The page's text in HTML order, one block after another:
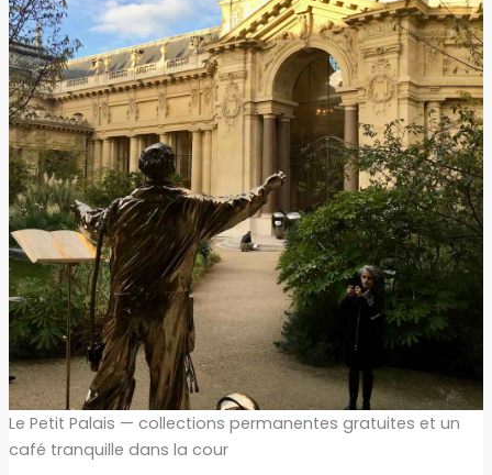
Le Petit Palais — collections permanentes gratuites et un
café tranquille dans la cour